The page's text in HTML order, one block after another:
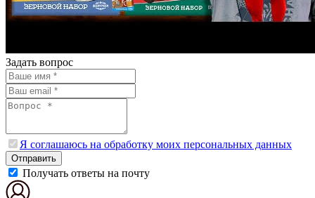
Задать вопрос
Я соглашаюсь на обработку моих персональных данных
Отправить
Получать ответы на почту